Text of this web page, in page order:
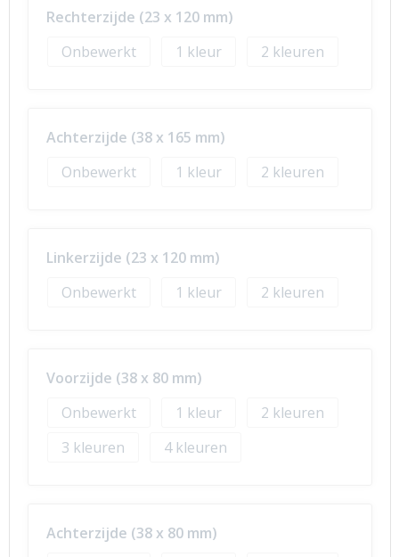
Rechterzijde (23 x 120 mm)
Onbewerkt
1 2
Achterzijde (38 x 165 mm)
Onbewerkt
1 2
Linkerzijde (23 x 120 mm)
Onbewerkt
1 2
Voorzijde (38 x 80 mm)
Onbewerkt
1
2
3
4
Achterzijde (38 x 80 mm)